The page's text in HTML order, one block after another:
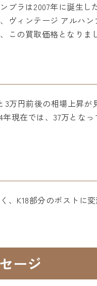
ブラは2007年に誕生
ヴィンテージ アルハ
この買取価格となりま
3万円前後の相場上昇
現在では、37万とな
、K18部分のポストに
ージ